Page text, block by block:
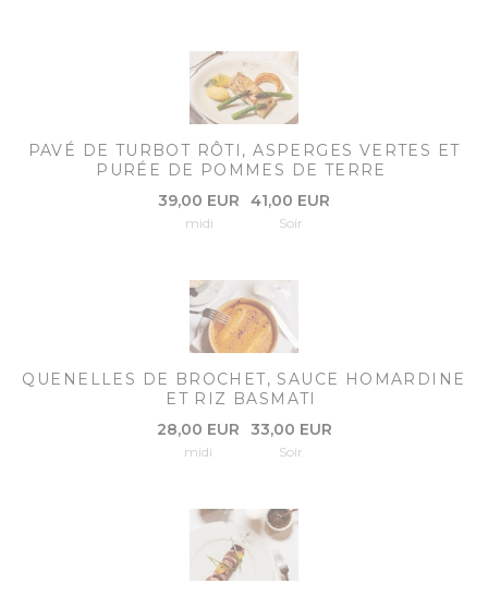
PAVÉ DE TURBOT RÔTI, ASPERGES VERTES ET
PURÉE DE POMMES DE TERRE
39,00 EUR
midi
41,00 EUR
Soir
QUENELLES DE BROCHET, SAUCE HOMARDINE
ET RIZ BASMATI
28,00 EUR
midi
33,00 EUR
Soir